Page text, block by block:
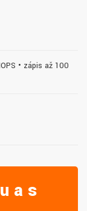
• zápis až 100
a s